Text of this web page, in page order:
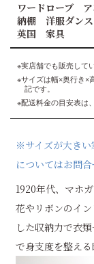
ワードローブ
納棚 洋服ダン
英国 家具
※実店舗でも販売して
※サイズは幅×奥行き×
記です。
※配送料金の目安表は
※サイズが大きい
についてはお問合
1920年代、マホ
花やリボンのイ
した収納力で衣
で身支度を整える